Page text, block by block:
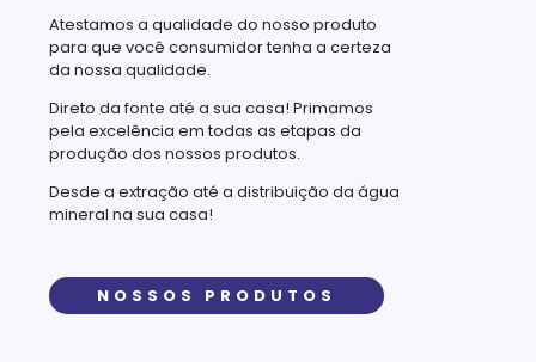
Atestamos a qualidade do nosso produto
para que você consumidor tenha a certeza
da nossa qualidade.
Direto da fonte até a sua casa! Primamos
pela excelência em todas as etapas da
produção dos nossos produtos.
Desde a extração até a distribuição da água
mineral na sua casa!
NOSSOS PRODUTOS